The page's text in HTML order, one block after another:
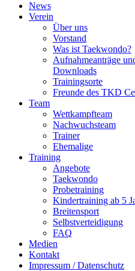
News
Verein
Über uns
Vorstand
Was ist Taekwondo?
Aufnahmeanträge
Downloads
Trainingsorte
Freunde des TKD
Team
Wettkampfteam
Nachwuchsteam
Trainer
Ehemalige
Training
Angebote
Taekwondo
Probetraining
Kindertraining ab 5
Breitensport
Selbstverteidigung
FAQ
Medien
Kontakt
Impressum / Datenschutz